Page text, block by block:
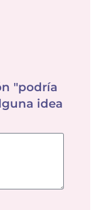
"podría
idea